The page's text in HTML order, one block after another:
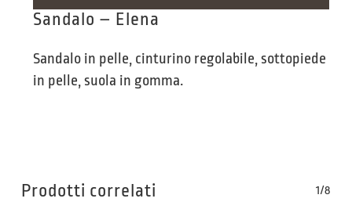
Sandalo – Elena
Sandalo in pelle, cinturino regolabile, sottopiede
in pelle, suola in gomma.
Prodotti correlati 1/8